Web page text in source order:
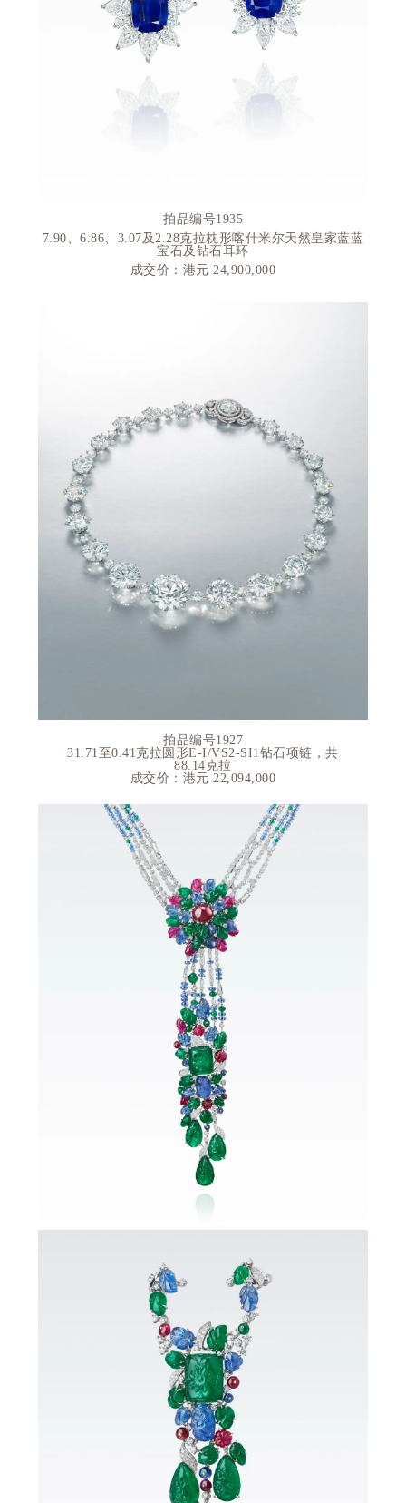
拍品编号1935
7.90、6.86、 3.07及2.28克拉枕形喀什米尔天然皇家蓝蓝
宝石及钻石耳环
成交价：港元 24,900,000
拍品编号1927
31.71至0.41克拉圆形E-I/VS2-SI1钻石项链，共
88.14克拉
成交价：港元 22,094,000